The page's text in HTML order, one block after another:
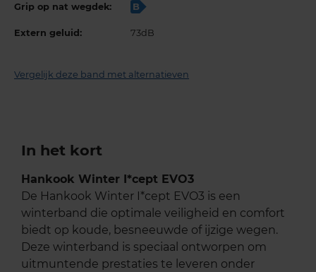
Grip op nat wegdek: B
Extern geluid: 73dB
Vergelijk deze band met alternatieven
In het kort
Hankook Winter I*cept EVO3
De Hankook Winter I*cept EVO3 is een
winterband die optimale veiligheid en comfort
biedt op koude, besneeuwde of ijzige wegen.
Deze winterband is speciaal ontworpen om
uitmuntende prestaties te leveren onder